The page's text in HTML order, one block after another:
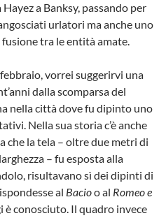
a Banksy, passando per
urlatori ma anche uno
tra le entità amate.
vorrei suggerirvi una
dalla scomparsa del
nella città dove fu dipinto uno
Nella sua storia c’è anche
che la tela – oltre due metri di
– fu esposta alla
risultavano sì dei dipinti di
al Bacioo al Romeo e
è conosciuto. Il quadro invece